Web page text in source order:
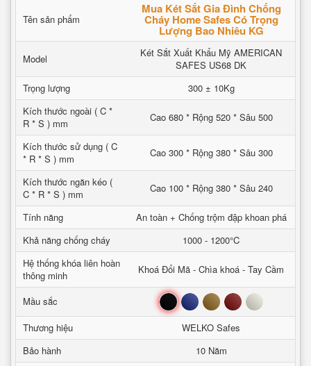
Tên sản phẩm
Mua Két Sắt Gia Đình Chống
Cháy Home Safes Có Trọng
Lượng Bao Nhiêu KG
Model
Két Sắt Xuất Khẩu Mỹ AMERICAN
SAFES US68 DK
Trọng lượng
300 ± 10Kg
Kích thước ngoài ( C *
R * S ) mm
Cao 680 * Rộng 520 * Sâu 500
Kích thước sử dụng ( C
* R * S ) mm
Cao 300 * Rộng 380 * Sâu 300
Kích thước ngăn kéo (
C * R * S ) mm
Cao 100 * Rộng 380 * Sâu 240
Tính năng
An toàn + Chống trộm đập khoan phá
Khả năng chống cháy
1000 - 1200°C
Hệ thống khóa liên hoàn
thông minh
Khoá Đổi Mã - Chìa khoá - Tay Cầm
Mầu sắc Đen Xanh Nâu Đỏ Trắng
Thương hiệu
WELKO Safes
Bảo hành
10 Năm